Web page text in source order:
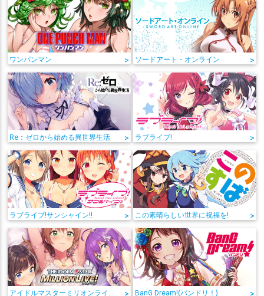
ワンパンマン > ソードアート・オンライン >
Re：ゼロから始める異世界生活 > ラブライブ! >
ラブライブ!サンシャイン!! > この素晴らしい世界に祝福を! >
アイドルマスターミリオンライブ! > BanG Dream!(バンドリ！) >